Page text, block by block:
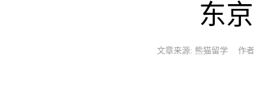
东
文章来源: 熊猫留学 作